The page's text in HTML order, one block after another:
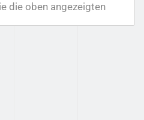
die oben angezeigten